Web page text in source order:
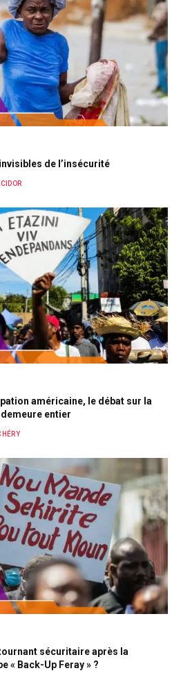
de l’insécurité
américaine, le débat sur la
entier
sécuritaire après la
« Back-Up Feray » ?